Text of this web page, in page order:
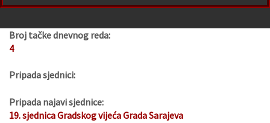
Broj tačke dnevnog reda:
4
Pripada sjednici:
Pripada najavi sjednice:
19. sjednica Gradskog vijeća Grada Sarajeva